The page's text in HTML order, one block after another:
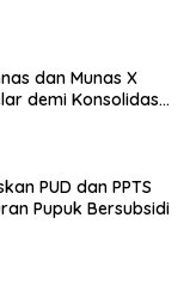
dan Munas X
demi Konsolidasi
PUD dan PPTS
Pupuk Bersubsidi